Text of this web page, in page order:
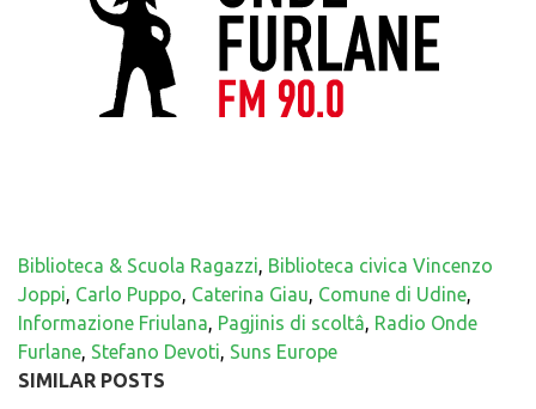
Biblioteca & Scuola Ragazzi, Biblioteca civica Vincenzo
Joppi, Carlo Puppo, Caterina Giau, Comune di Udine,
Informazione Friulana, Pagjinis di scoltâ, Radio Onde
Furlane, Stefano Devoti, Suns Europe
SIMILAR POSTS